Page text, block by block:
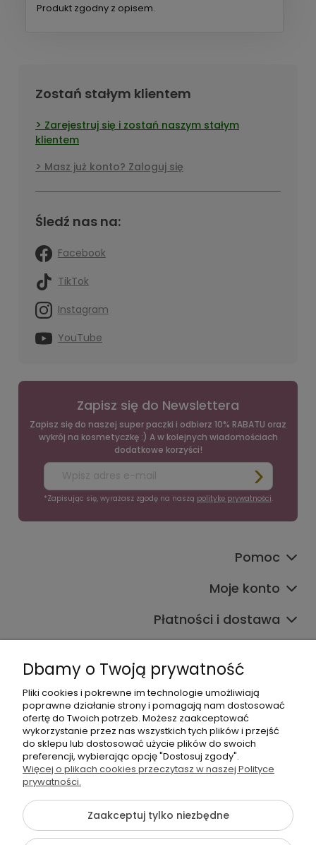
Produkt zgodny z opisem.
Zostań stałym klientem
Zarejestruj się i zostań naszym stałym
klientem
Masz już konto? Zaloguj się
Śledź nas na:
Facebook
TikTok
Instagram
YouTube
Zapisz się do Newslettera
Zapisz się do naszej super paczki i odbierz 10% RABATU oraz
wykrój na kosmetyczkę :) A w kolejnych wiadomościach
dodatkowe korzyści!
*Zapisując się, wyrażasz zgodę na naszą politykę prywatności.
Pomoc
Moje konto
Płatności i dostawa
+48 605 141 363
Dbamy o Twoją prywatność
Pliki cookies i pokrewne im technologie umożliwiają
poprawne działanie strony i pomagają nam dostosować
ofertę do Twoich potrzeb. Możesz zaakceptować
wykorzystanie przez nas wszystkich tych plików i przejść
do sklepu lub dostosować użycie plików do swoich
preferencji, wybierając opcję "Dostosuj zgody".
Więcej o plikach cookies przeczytasz w naszej Polityce
prywatności.
Zaakceptuj tylko niezbędne